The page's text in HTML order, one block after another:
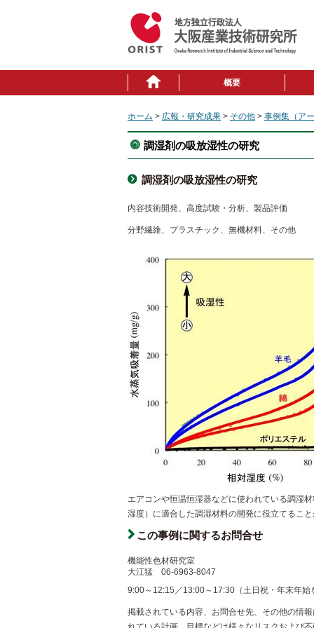
概要
ホーム > 広報・研究成果 > その他 > 事例集（ア
調湿剤の吸放湿性の研究
調湿剤の吸放湿性の研究
内容技術開発、高度試験・分析、製品評価
分野繊維、プラスチック、無機材料、その他
エアコンや恒温恒湿器などに使われている調湿
湿度）に適合した調湿材料の開発に役立てるこ
この事例に関するお問合せ
機能性色材研究室
大江猛 06-6963-8047
9:00～12:15／13:00～17:30（土日祝・年末年始
掲載されている内容、お問合せ先、その他の情